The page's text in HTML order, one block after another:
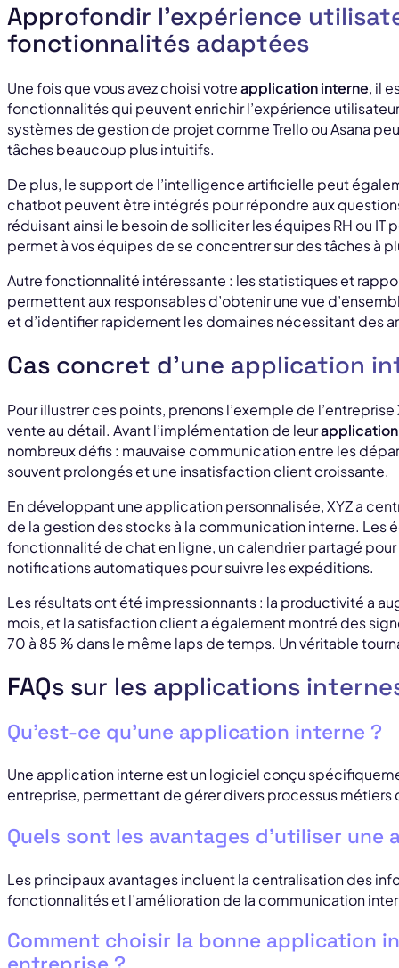
Approfondir l’expérience
fonctionnalités adaptées
Une fois que vous avez choisi votreapplication interne, il
fonctionnalités qui peuvent enrichir l’expérience
systèmes de gestion de projet comme Trello ou Asana
tâches beaucoup plus intuitifs.
De plus, le support de l’intelligence artificielle peut
chatbot peuvent être intégrés pour répondre aux
réduisant ainsi le besoin de solliciter les équipes RH ou IT
permet à vos équipes de se concentrer sur des tâches à
Autre fonctionnalité intéressante : les statistiques et
permettent aux responsables d’obtenir une vue
et d’identifier rapidement les domaines nécessitant des
Cas concret d’une application
Pour illustrer ces points, prenons l’exemple de l’entreprise
vente au détail. Avant l’implémentation de leur
nombreux défis : mauvaise communication entre les
souvent prolongés et une insatisfaction client croissante.
En développant une application personnalisée, XYZ a
de la gestion des stocks à la communication interne. Les
fonctionnalité de chat en ligne, un calendrier partagé
notifications automatiques pour suivre les expéditions.
Les résultats ont été impressionnants : la productivité a
mois, et la satisfaction client a également montré des
70 à 85 % dans le même laps de temps. Un véritable
FAQs sur les applications
Qu’est-ce qu’une application interne ?
Une application interne est un logiciel conçu
entreprise, permettant de gérer divers processus métiers
Quels sont les avantages d’utiliser
Les principaux avantages incluent la centralisation des
fonctionnalités et l’amélioration de la communication
Comment choisir la bonne application